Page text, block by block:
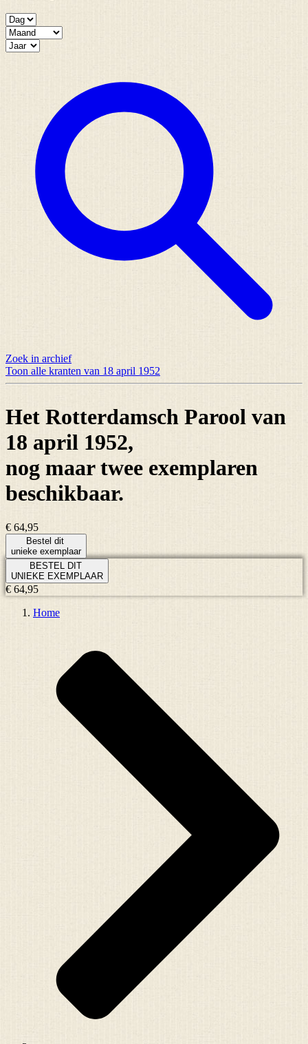
Zoek in archief
Toon alle kranten van 18 april 1952
Het Rotterdamsch Parool van
18 april 1952,
nog maartwee exemplaren
beschikbaar.
€ 64,95
Bestel dit
unieke exemplaar
BESTEL DIT
UNIEKE EXEMPLAAR
€ 64,95
Home